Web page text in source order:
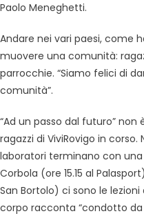
Paolo Meneghetti.
Andare nei vari paesi, come
muovere una comunità:
parrocchie. “Siamo felici di
comunità”.
“Ad un passo dal futuro” non
ragazzi di ViviRovigo in
laboratori terminano con
Corbola (ore 15.15 al
San Bortolo) ci sono le
corpo racconta “condotto da